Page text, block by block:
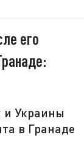
его
и Украины
в Гранаде